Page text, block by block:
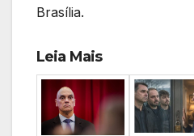
Brasília.
Leia Mais